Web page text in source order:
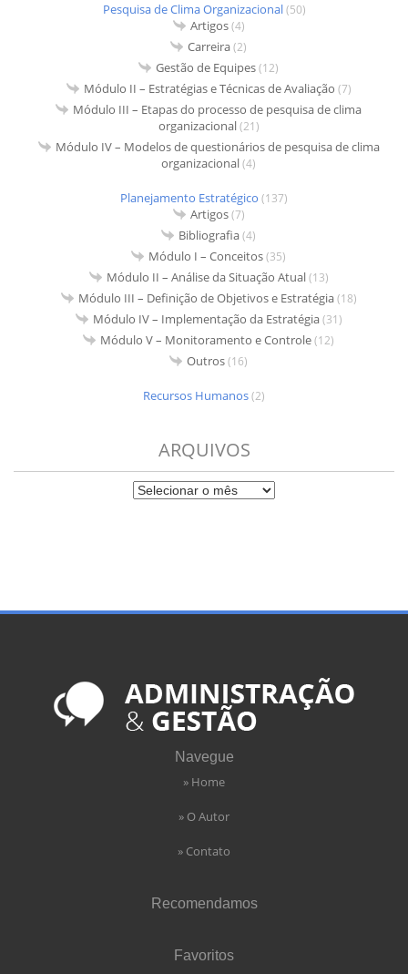
Pesquisa de Clima Organizacional(50)
Artigos(4)
Carreira(2)
Gestão de Equipes(12)
Módulo II – Estratégias e Técnicas de Avaliação (7)
Módulo III – Etapas do processo de pesquisa de clima
organizacional(21)
Módulo IV – Modelos de questionários de pesquisa de clima
organizacional(4)
Planejamento Estratégico (137)
Artigos(7)
Bibliografia(4)
Módulo I – Conceitos(35)
Módulo II – Análise da Situação Atual(13)
Módulo III – Definição de Objetivos e Estratégia(18)
Módulo IV – Implementação da Estratégia(31)
Módulo V – Monitoramento e Controle(12)
Outros(16)
Recursos Humanos(2)
ARQUIVOS
Navegue
» Home
» O Autor
» Contato
Recomendamos
Favoritos